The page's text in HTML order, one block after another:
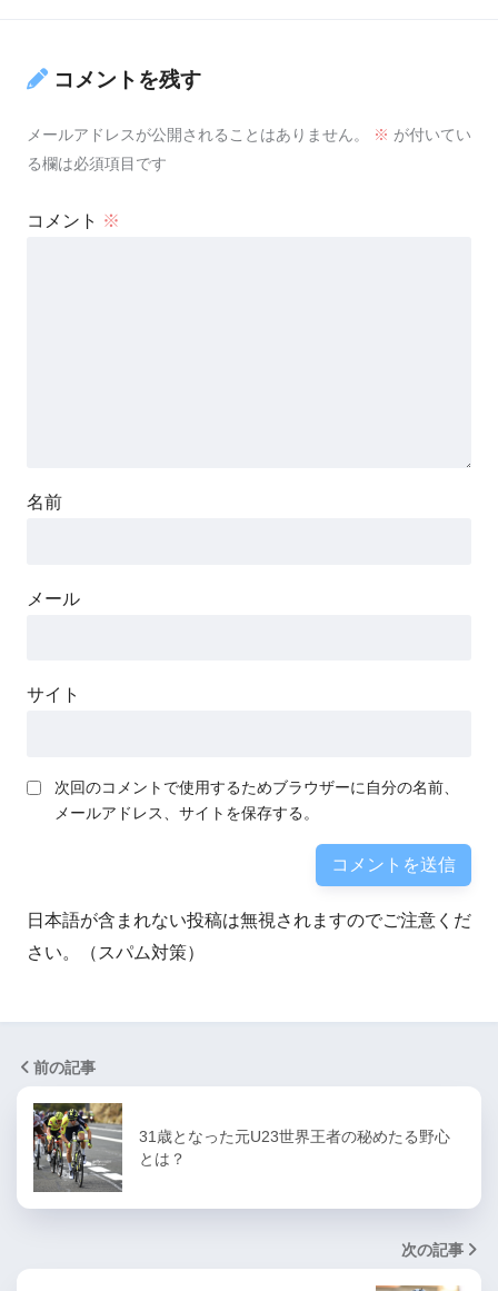
コメントを残す
メールアドレスが公開されることはありません。 ※ が付いてい
る欄は必須項目です
コメント ※
名前
メール
サイト
次回のコメントで使用するためブラウザーに自分の名前、
メールアドレス、サイトを保存する。
日本語が含まれない投稿は無視されますのでご注意くだ
さい。（スパム対策）
前の記事
31歳となった元U23世界王者の秘めたる野心
とは？
次の記事